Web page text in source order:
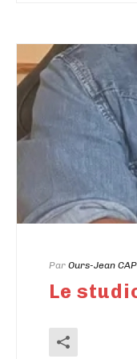
Par Ours-Jean
Le